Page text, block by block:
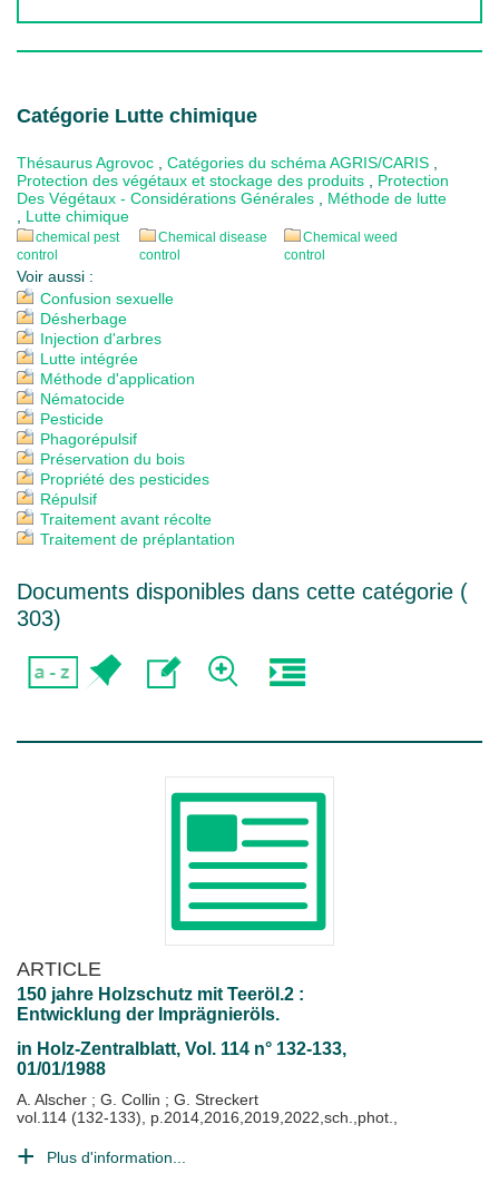
Catégorie Lutte chimique
Thésaurus Agrovoc Catégories du schéma AGRIS/CARIS
Protection des végétaux et stockage des produits
Protection
Des Végétaux - Considérations Générales
Méthode de lutte
Lutte chimique
chemical pest
control
Chemical disease
control
Chemical weed
control
Voir aussi :
Confusion sexuelle
Désherbage
Injection d'arbres
Lutte intégrée
Méthode d'application
Nématocide
Pesticide
Phagorépulsif
Préservation du bois
Propriété des pesticides
Répulsif
Traitement avant récolte
Traitement de préplantation
Documents disponibles dans cette catégorie (
303)
ARTICLE
150 jahre Holzschutz mit Teeröl.2 :
Entwicklung der Imprägnieröls.
in Holz-Zentralblatt, Vol. 114 n° 132-133,
01/01/1988
A. Alscher ; G. Collin ; G. Streckert
vol.114 (132-133), p.2014,2016,2019,2022,sch.,phot.,
Plus d'information...